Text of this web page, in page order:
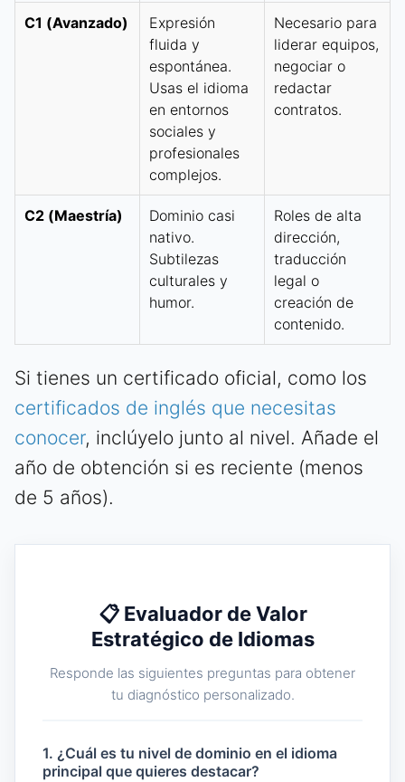
C1 (Avanzado)
Expresión
fluida y
espontánea.
Usas el idioma
en entornos
sociales y
profesionales
complejos.
Necesario para
liderar equipos,
negociar o
redactar
contratos.
C2 (Maestría)
Dominio casi
nativo.
Subtilezas
culturales y
humor.
Roles de alta
dirección,
traducción
legal o
creación de
contenido.
Si tienes un certificado oficial, como los
certificados de inglés que necesitas
conocer, inclúyelo junto al nivel. Añade el
año de obtención si es reciente (menos
de 5 años).
📋 Evaluador de Valor
Estratégico de Idiomas
Responde las siguientes preguntas para obtener
tu diagnóstico personalizado.
1. ¿Cuál es tu nivel de dominio en el idioma
principal que quieres destacar?